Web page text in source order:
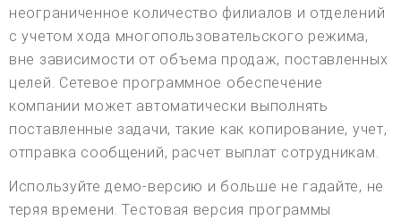
неограниченное количество филиалов и отделений
с учетом хода многопользовательского режима,
вне зависимости от объема продаж, поставленных
целей. Сетевое программное обеспечение
компании может автоматически выполнять
поставленные задачи, такие как копирование, учет,
отправка сообщений, расчет выплат сотрудникам.
Используйте демо-версию и больше не гадайте, не
теряя времени. Тестовая версия программы